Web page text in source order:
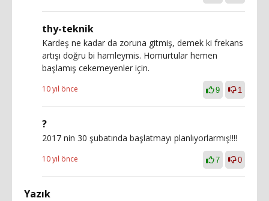
thy-teknik
Kardeş ne kadar da zoruna gitmiş, demek ki frekans
artışı doğru bi hamleymis. Homurtular hemen
başlamış cekemeyenler için.
10 yıl önce 9 1
?
2017 nin 30 şubatında başlatmayı planlıyorlarmış!!!!
10 yıl önce 7 0
Yazık